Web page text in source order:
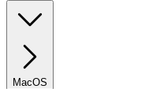
MacOS